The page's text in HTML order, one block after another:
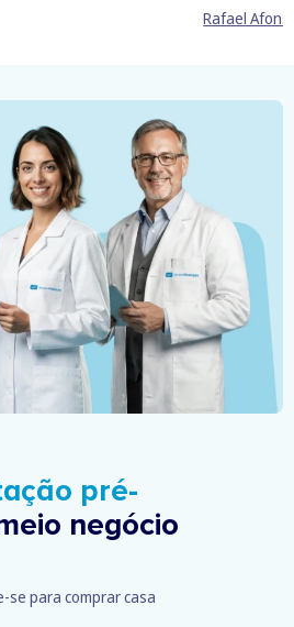
Rafael
pré-
negócio
se para comprar casa